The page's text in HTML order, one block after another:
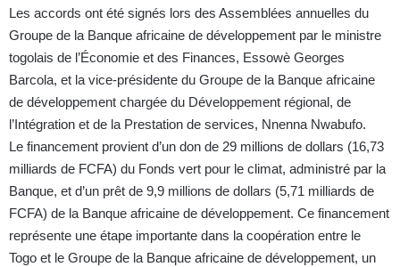
Les accords ont été signés lors des Assemblées annuelles du
Groupe de la Banque africaine de développement par le ministre
togolais de l’Économie et des Finances, Essowè Georges
Barcola, et la vice-présidente du Groupe de la Banque africaine
de développement chargée du Développement régional, de
l’Intégration et de la Prestation de services, Nnenna Nwabufo.
Le financement provient d’un don de 29 millions de dollars (16,73
milliards de FCFA) du Fonds vert pour le climat, administré par la
Banque, et d’un prêt de 9,9 millions de dollars (5,71 milliards de
FCFA) de la Banque africaine de développement. Ce financement
représente une étape importante dans la coopération entre le
Togo et le Groupe de la Banque africaine de développement, un